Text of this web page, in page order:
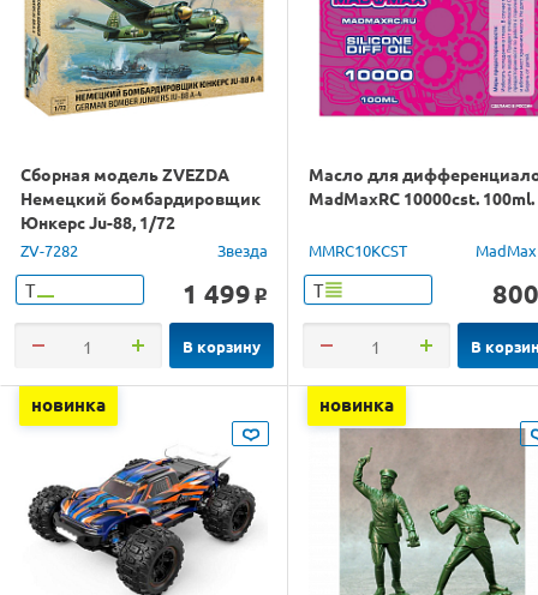
Сборная модель ZVEZDA
Немецкий бомбардировщик
Юнкерс Ju-88, 1/72
ZV-7282 Звезда
Т 1 499 o
В корзину
Масло для
MadMaxRC 10000cst. 100ml.
MMRC10KCST
Т 800
В
новинка новинка